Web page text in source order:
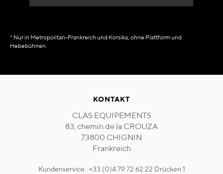
* Nur in Metropolitan-Frankreich und Korsika, ohne Plattform und
Hebebühnen.
KONTAKT
CLAS EQUIPEMENTS
83, chemin de la CROUZA
73800 CHIGNIN
Frankreich
Kundenservice : +33 (0)4 79 72 62 22 Drücken 1